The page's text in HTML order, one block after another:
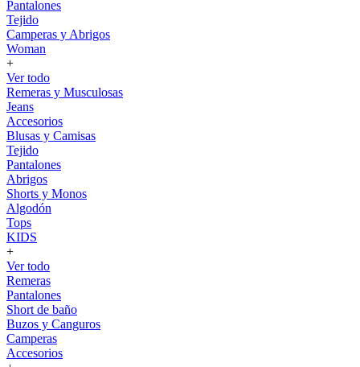
Pantalones
Tejido
Camperas y Abrigos
Woman
+
Ver todo
Remeras y Musculosas
Jeans
Accesorios
Blusas y Camisas
Tejido
Pantalones
Abrigos
Shorts y Monos
Algodón
Tops
KIDS
+
Ver todo
Remeras
Pantalones
Short de baño
Buzos y Canguros
Camperas
Accesorios